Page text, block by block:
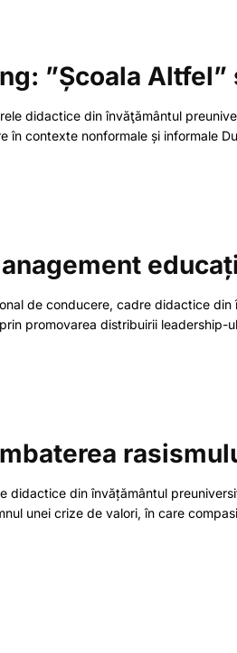
”Școala
didactice din învăţământul
în contexte nonformale și informale
de conducere, cadre didactice
promovarea distribuirii leadership-
didactice din învățământul
unei crize de valori, în care